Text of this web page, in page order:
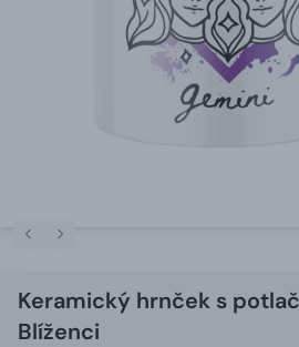
Keramický hrnček s
Blíženci